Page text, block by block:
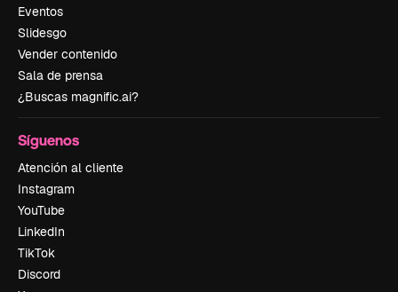
Eventos
Slidesgo
Vender contenido
Sala de prensa
¿Buscas magnific.ai?
Síguenos
Atención al cliente
Instagram
YouTube
LinkedIn
TikTok
Discord